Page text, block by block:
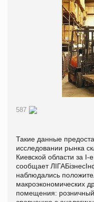
587
Такие данные
исследовании рынка
Киевской области за I-
сообщает
наблюдались
макроэкономических
помещения: